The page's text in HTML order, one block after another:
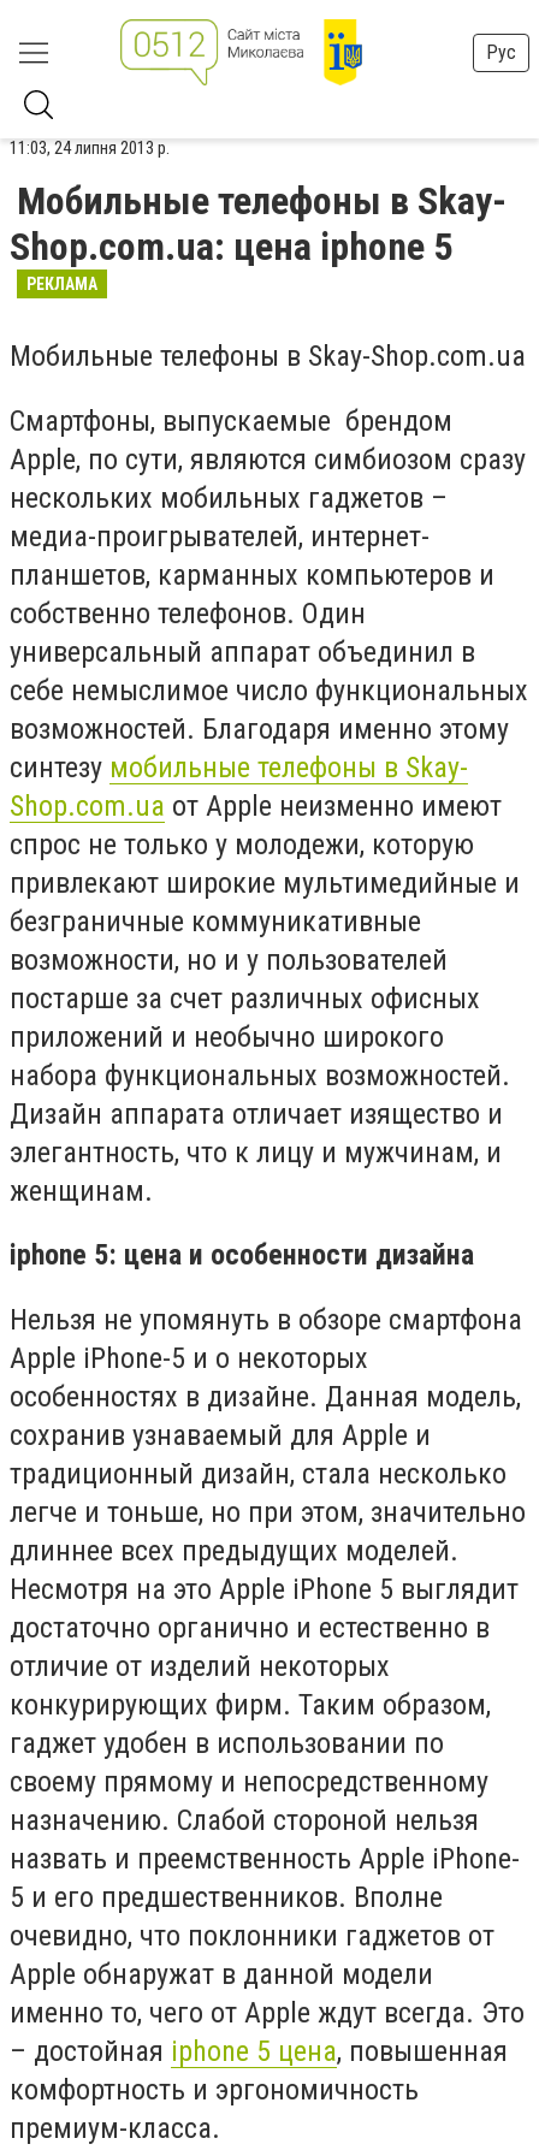
Рус
11:03, 24 липня 2013 р.
Мобильные телефоны в Skay-
Shop.com.ua: цена iphone 5
РЕКЛАМА
Мобильные телефоны в Skay-Shop.com.ua
Смартфоны, выпускаемые брендом
Apple, по сути, являются симбиозом сразу
нескольких мобильных гаджетов –
медиа-проигрывателей, интернет-
планшетов, карманных компьютеров и
собственно телефонов. Один
универсальный аппарат объединил в
себе немыслимое число функциональных
возможностей. Благодаря именно этому
синтезу мобильные телефоны в Skay-
Shop.com.ua от Apple неизменно имеют
спрос не только у молодежи, которую
привлекают широкие мультимедийные и
безграничные коммуникативные
возможности, но и у пользователей
постарше за счет различных офисных
приложений и необычно широкого
набора функциональных возможностей.
Дизайн аппарата отличает изящество и
элегантность, что к лицу и мужчинам, и
женщинам.
iphone 5: цена и особенности дизайна
Нельзя не упомянуть в обзоре смартфона
Apple iPhone-5 и о некоторых
особенностях в дизайне. Данная модель,
сохранив узнаваемый для Apple и
традиционный дизайн, стала несколько
легче и тоньше, но при этом, значительно
длиннее всех предыдущих моделей.
Несмотря на это Apple iPhone 5 выглядит
достаточно органично и естественно в
отличие от изделий некоторых
конкурирующих фирм. Таким образом,
гаджет удобен в использовании по
своему прямому и непосредственному
назначению. Слабой стороной нельзя
назвать и преемственность Apple iPhone-
5 и его предшественников. Вполне
очевидно, что поклонники гаджетов от
Apple обнаружат в данной модели
именно то, чего от Apple ждут всегда. Это
– достойная iphone 5 цена, повышенная
комфортность и эргономичность
премиум-класса.